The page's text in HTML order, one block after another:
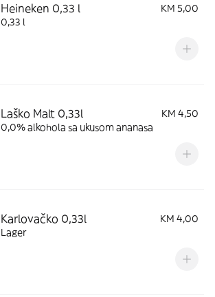
Heineken 0,33 l
KM 5,00
0,33 l
Laško Malt 0,33l
KM 4,50
0,0% alkohola sa ukusom ananasa
Karlovačko 0,33l
KM 4,00
Lager